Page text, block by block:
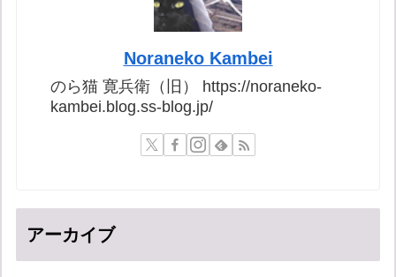
Noraneko Kambei
のら猫 寛兵衛（旧） https://noraneko-
kambei.blog.ss-blog.jp/
アーカイブ